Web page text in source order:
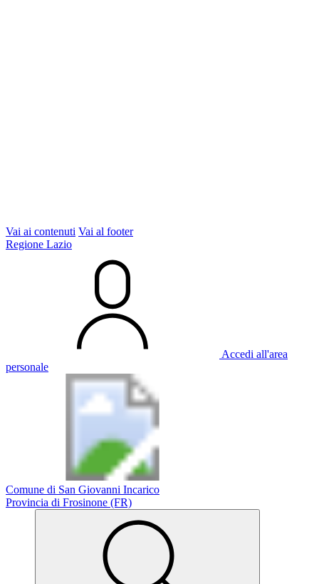
Vai ai contenuti Vai al footer
Regione Lazio
Accedi all'area
personale
Comune di San Giovanni Incarico
Provincia di Frosinone (FR)